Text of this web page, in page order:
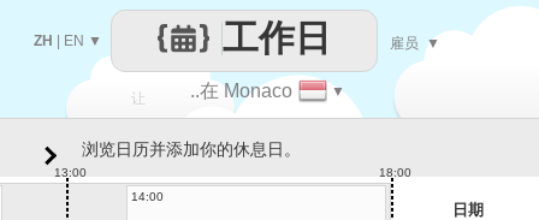
让
每一天
..在 Monaco ▼
工作日
ZH EN ▼ 雇员 ▼
浏览日历并添加你的休息日。
13:00
18:00
14:00
日期